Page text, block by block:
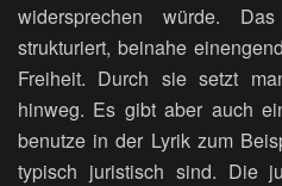
widersprechen würde.
strukturiert, beinahe
Freiheit. Durch sie setzt
hinweg. Es gibt aber auch
benutze in der Lyrik zum
typisch juristisch sind. Die